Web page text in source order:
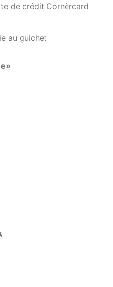
de crédit Cornèrcard
au guichet